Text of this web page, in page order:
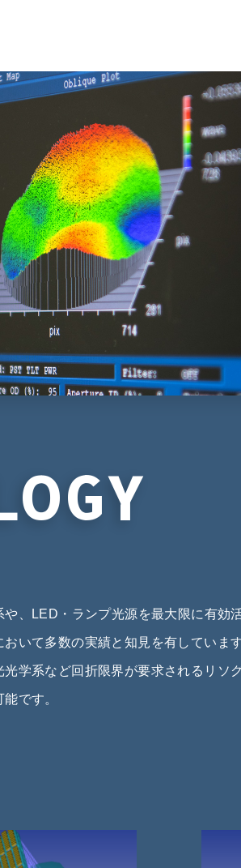
、LED・ランプ光源を最大限に有効
いて多数の実績と知見を有しています
学系など回折限界が要求されるリソ
です。